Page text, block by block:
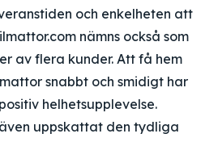
och enkelheten att
nämns också som
av flera kunder. Att få hem
snabbt och smidigt har
helhetsupplevelse.
uppskattat den tydliga